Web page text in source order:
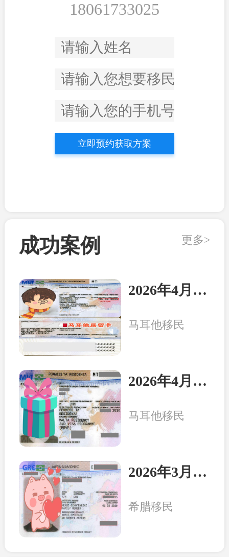
18061733025
立即预约获取方案
成功案例 更多>
2026年4月21日：马耳他客户顺利收到永居卡
马耳他移民
2026年4月8日：马耳他客户一家三口收到永居卡
马耳他移民
2026年3月20日：希腊客户一家三口收获永居卡
希腊移民